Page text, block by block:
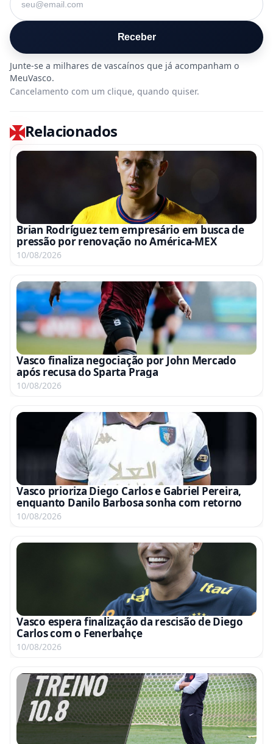
Receber
Cancelamento com um clique, quando quiser.
Relacionados
Brian Rodríguez tem empresário em busca de
pressão por renovação no América-MEX
10/08/2026
Vasco finaliza negociação por John Mercado
após recusa do Sparta Praga
10/08/2026
Vasco prioriza Diego Carlos e Gabriel Pereira,
enquanto Danilo Barbosa sonha com retorno
10/08/2026
Vasco espera finalização da rescisão de Diego
Carlos com o Fenerbahçe
10/08/2026